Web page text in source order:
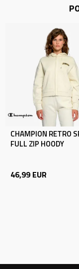
CHAMPION RETRO
FULL ZIP HOODY
46,99 EUR